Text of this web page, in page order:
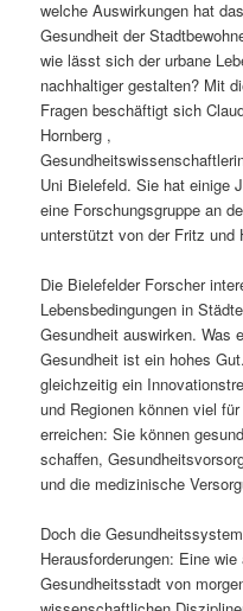
a
l
t
s
p
r
i
n
g
e
n
h
a
l
t
s
p
r
i
n
welche Auswirkungen hat
Gesundheit der
wie lässt sich der urbane
nachhaltiger gestalten? Mit
Fragen beschäftigt sich
Hornberg ,
Uni Bielefeld. Sie hat einige
eine Forschungsgruppe an
unterstützt von der Fritz und
Die Bielefelder Forscher
Lebensbedingungen in
Gesundheit auswirken. Was
Gesundheit ist ein hohes
gleichzeitig ein
und Regionen können viel
erreichen: Sie können
schaffen,
und die medizinische
Doch die
Herausforderungen: Eine
Gesundheitsstadt von